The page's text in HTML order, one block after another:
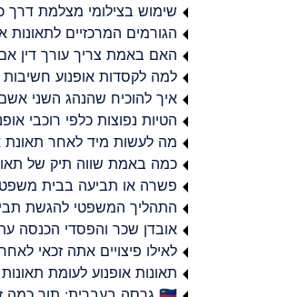
שימוש בצילומי מצלמת דרך
הגורמים המרכזיים
האם באמת צריך עורך דין
למה לקסדות אופנוע חשיבות
איך להוכיח שהנהג השני
הטיות נפוצות כלפי רוכבי
מה לעשות מיד לאחר תאונת
כמה באמת שווה תיק של
פשרה או תביעה בבית משפט:
התהליך המשפטי להגשת
אובדן שכר והפסדי הכנסה
לאילו פיצויים אתה זכאי
תאונות אופנוע לעומת